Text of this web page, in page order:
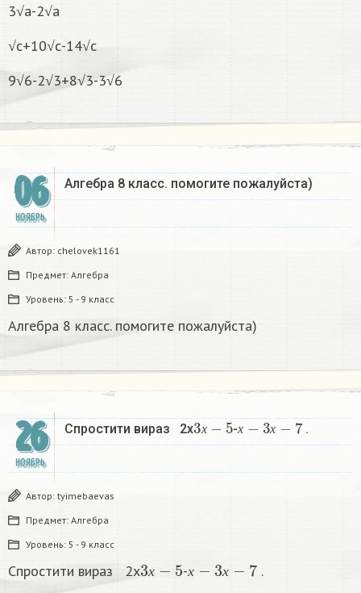
3√а-2√а
√с+10√с-14√с
9√6-2√3+8√3-3√6
06
НОЯБРЬ
Алгебра 8 класс. помогите пожалуйста)​
Автор: chelovek1161
Предмет: Алгебра
Уровень: 5 - 9 класс
Алгебра 8 класс. помогите пожалуйста)​
26
НОЯБРЬ
Спростити вираз 2х х
3х−5
-х
х−3
х
х−7
.​
Автор: tyimebaevas
Предмет: Алгебра
Уровень: 5 - 9 класс
Спростити вираз 2х х
3
-х х .​